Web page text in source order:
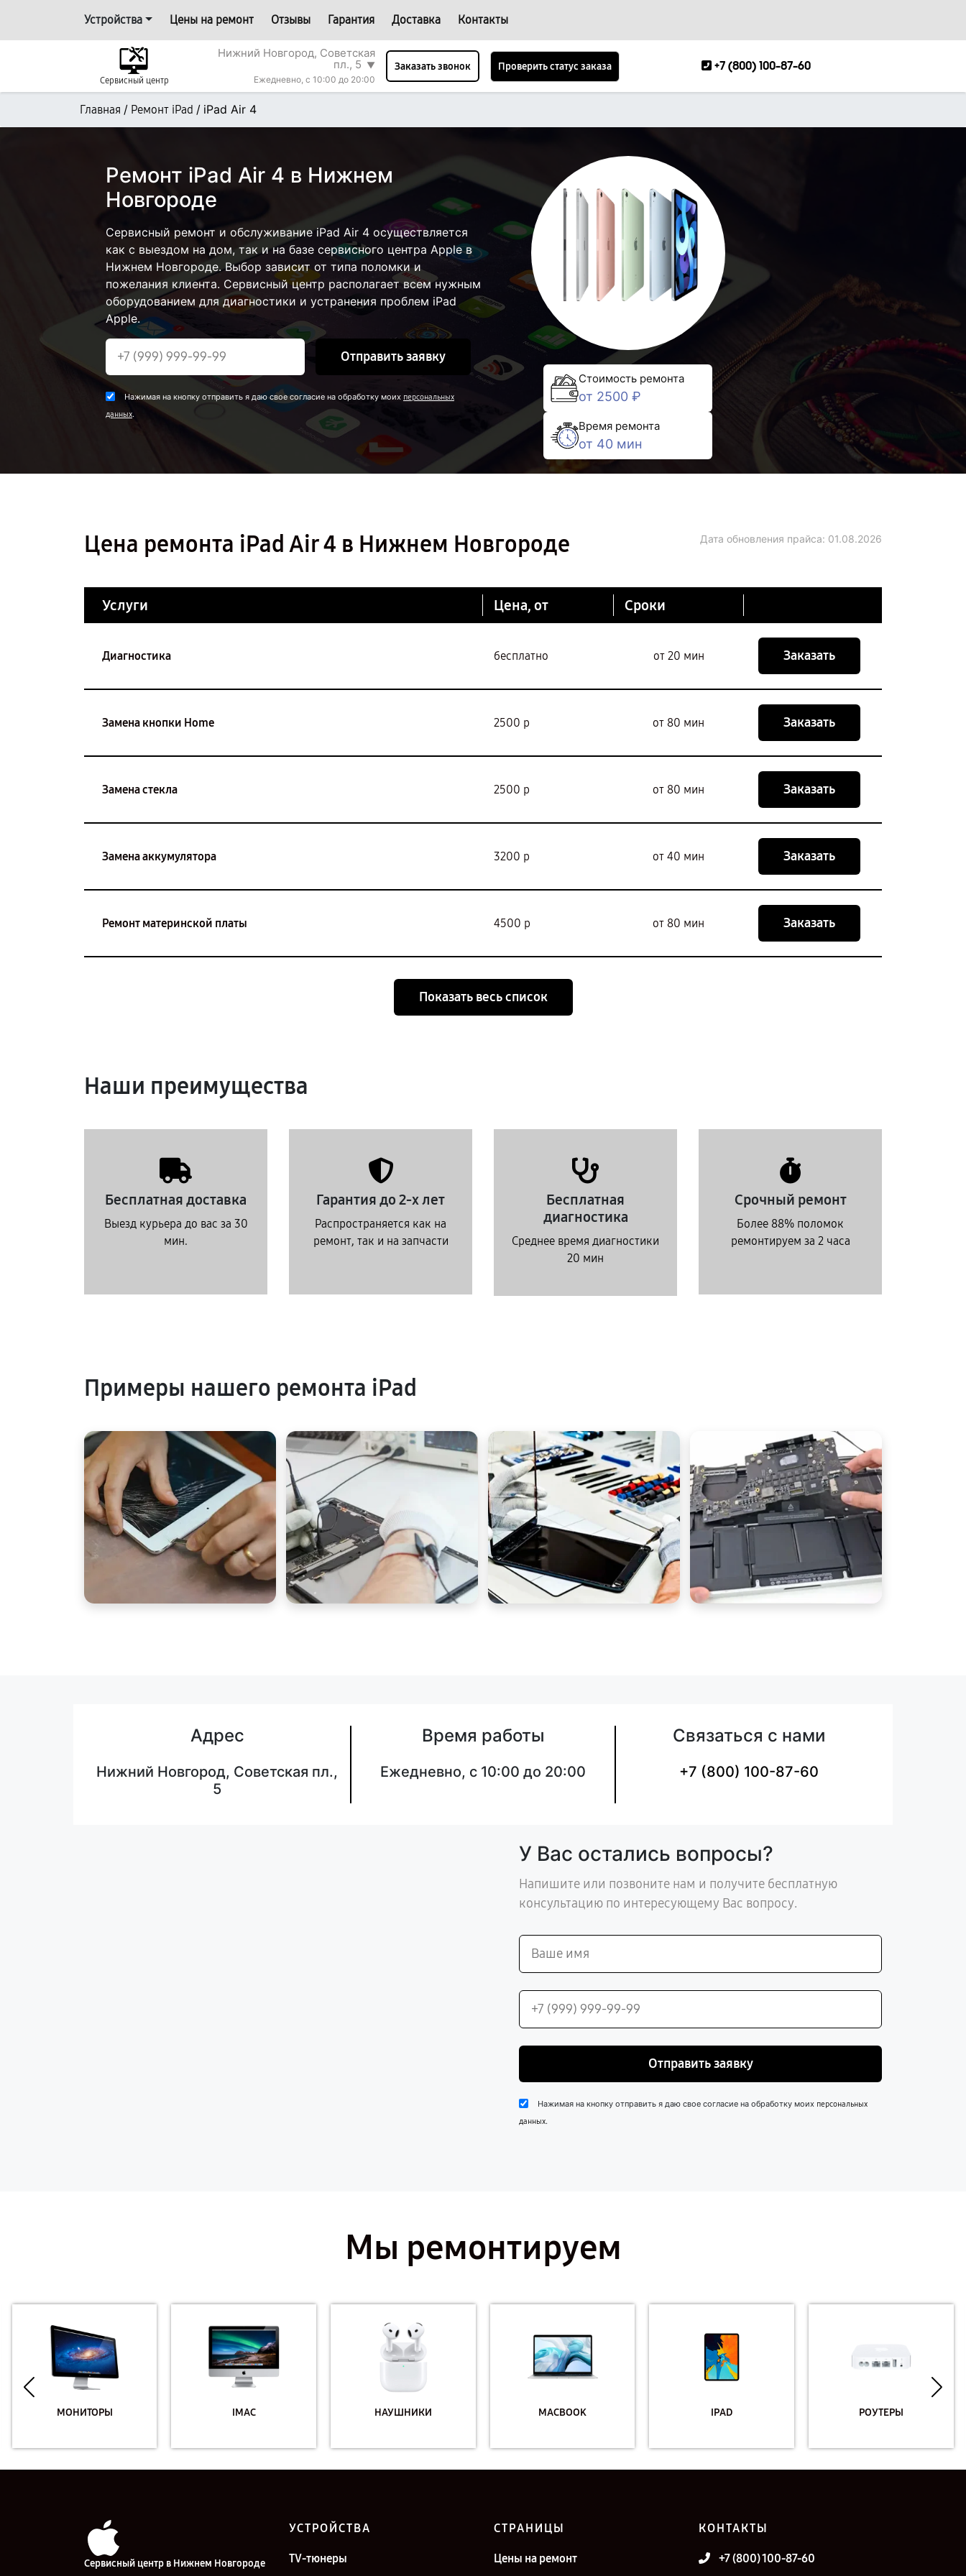
Устройства Цены на ремонт Отзывы Гарантия Доставка Контакты
Сервисный центр
Нижний Новгород, Советская
пл., 5 ▼
Ежедневно, с 10:00 до 20:00
Заказать звонок Проверить статус заказа +7 (800) 100-87-60
Главная / Ремонт iPad / iPad Air 4
Ремонт iPad Air 4 в Нижнем
Новгороде
Сервисный ремонт и обслуживание iPad Air 4 осуществляется
как с выездом на дом, так и на базе сервисного центра Apple в
Нижнем Новгороде. Выбор зависит от типа поломки и
пожелания клиента. Сервисный центр располагает всем нужным
оборудованием для диагностики и устранения проблем iPad
Apple.
Отправить заявку
Нажимая на кнопку отправить я даю свое согласие на обработку моих персональных
данных.
Стоимость ремонта
от 2500 ₽
Время ремонта
от 40 мин
Цена ремонта iPad Air 4 в Нижнем Новгороде Дата обновления прайса: 01.08.2026
Услуги Цена, от Сроки
Диагностика бесплатно от 20 мин Заказать
Замена кнопки Home 2500 р от 80 мин Заказать
Замена стекла 2500 р от 80 мин Заказать
Замена аккумулятора 3200 р от 40 мин Заказать
Ремонт материнской платы 4500 р от 80 мин Заказать
Показать весь список
Наши преимущества
Бесплатная доставка
Выезд курьера до вас за 30
мин.
Гарантия до 2-х лет
Распространяется как на
ремонт, так и на запчасти
Бесплатная
диагностика
Среднее время диагностики
20 мин
Срочный ремонт
Более 88% поломок
ремонтируем за 2 часа
Примеры нашего ремонта iPad
Адрес
Нижний Новгород, Советская пл.,
5
Время работы
Ежедневно, с 10:00 до 20:00
Связаться с нами
+7 (800) 100-87-60
У Вас остались вопросы?
Напишите или позвоните нам и получите бесплатную
консультацию по интересующему Вас вопросу.
Отправить заявку
Нажимая на кнопку отправить я даю свое согласие на обработку моих персональных
данных.
Мы ремонтируем
МОНИТОРЫ IMAC НАУШНИКИ MACBOOK IPAD РОУТЕРЫ
Сервисный центр в Нижнем Новгороде
УСТРОЙСТВА
TV-тюнеры
СТРАНИЦЫ
Цены на ремонт
КОНТАКТЫ
+7 (800) 100-87-60